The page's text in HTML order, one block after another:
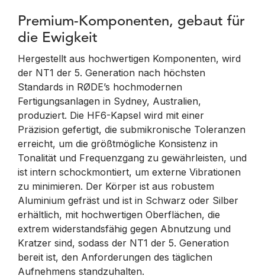
Premium-Komponenten, gebaut für
die Ewigkeit
Hergestellt aus hochwertigen Komponenten, wird
der NT1 der 5. Generation nach höchsten
Standards in RØDE’s hochmodernen
Fertigungsanlagen in Sydney, Australien,
produziert. Die HF6-Kapsel wird mit einer
Präzision gefertigt, die submikronische Toleranzen
erreicht, um die größtmögliche Konsistenz in
Tonalität und Frequenzgang zu gewährleisten, und
ist intern schockmontiert, um externe Vibrationen
zu minimieren. Der Körper ist aus robustem
Aluminium gefräst und ist in Schwarz oder Silber
erhältlich, mit hochwertigen Oberflächen, die
extrem widerstandsfähig gegen Abnutzung und
Kratzer sind, sodass der NT1 der 5. Generation
bereit ist, den Anforderungen des täglichen
Aufnehmens standzuhalten.